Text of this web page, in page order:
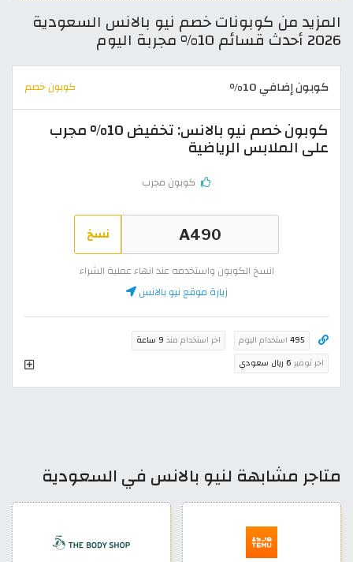
المزيد من كوبونات خصم نيو بالانس السعودية
2026 أحدث قسائم 10% مجربة اليوم
كوبون إضافي 10% كوبون خصم
كوبون خصم نيو بالانس: تخفيض 10% مجرب
على الملابس الرياضية
كوبون مجرب
نسخ
انسخ الكوبون واستخدمه عند انهاء عملية الشراء
زيارة موقع نيو بالانس
495 استخدام اليوم اخر استخدام منذ 9 ساعة
اخر توفير 6 ريال سعودي
متاجر مشابهة لنيو بالانس في السعودية